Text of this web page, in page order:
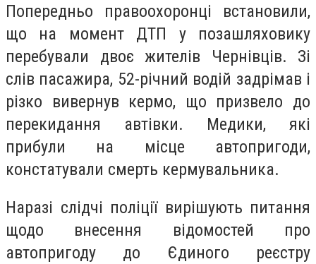
Попередньо правоохоронці встановили,
що на момент ДТП у позашляховику
перебували двоє жителів Чернівців. Зі
слів пасажира, 52-річний водій задрімав і
різко вивернув кермо, що призвело до
перекидання автівки. Медики, які
прибули на місце автопригоди,
констатували смерть кермувальника.
Наразі слідчі поліції вирішують питання
щодо внесення відомостей про
автопригоду до Єдиного реєстру